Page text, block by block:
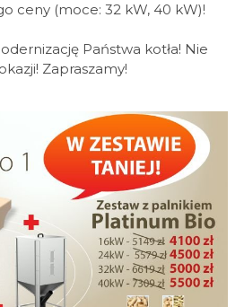
ceny (moce: 32 kW, 40 kW)!
Państwa kotła! Nie
Zapraszamy!